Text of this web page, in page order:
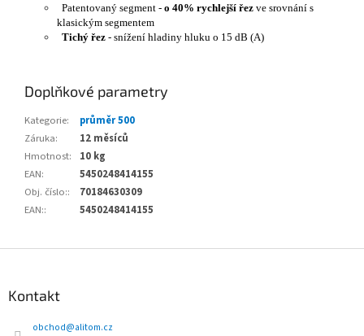
Patentovaný segment - o 40% rychlejší řez ve srovnání s
klasickým segmentem
Tichý řez - snížení hladiny hluku o 15 dB (A)
Doplňkové parametry
Kategorie:
průměr 500
Záruka:
12 měsíců
Hmotnost:
10 kg
EAN:
5450248414155
Obj. číslo::
70184630309
EAN:: 5450248414155
Kontakt
obchod@alitom.cz